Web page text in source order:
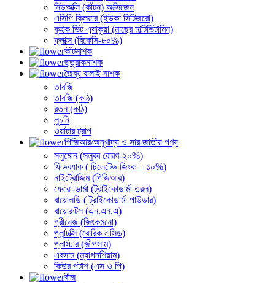
নিউঅক্সি (র্কাটন) অক্সিজেন
এসিপি ক্লিয়ার (ইউকা সিটিজরো)
কুইক ভিট এ্যাকুয়া (মাছের মাল্টিভিটামিন)
ফ্লাক্স (বিকেসি-৮০%)
কীটনাশক
ছত্রাকনাশক
জৈব্য বালাই নাশক
তাবজি
তাবজি (কাঠ)
রতন (কাঠ)
লুচনি
ওয়াটার ট্রাপ
পিজিআর/অনুখাদ্য ও সার জাতীয় পণ্য
সলুমোন (সলুবর বোরণ-২০%)
ফিডব্যাক ( চিলেটেড জিংক – ১০%)
নাইট্রোজিম (পিজিআর)
ফেরো-ডার্মা (ট্রাইকোডার্মা তরল)
বায়োলডি ( ট্রাইকোডার্মা পাউডার)
বায়োরুটস (এন.এন.এ)
গ্রীনেজ (জিংকমনো)
প্লান্টক্সি (বোরিক এসিড)
প্লাস্টার (জীপসাম)
এবসাম (ম্যাগনশিয়াম)
কিউর পটাশ (এস ও পি)
বীজ